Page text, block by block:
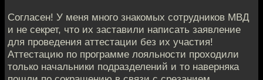
Согласен! У меня много знакомых сотрудников МВД
и не секрет, что их заставили написать заявление
для проведения аттестации без их участия!
Аттестацию по программе лояльности проходили
только начальники подразделений и то наверняка